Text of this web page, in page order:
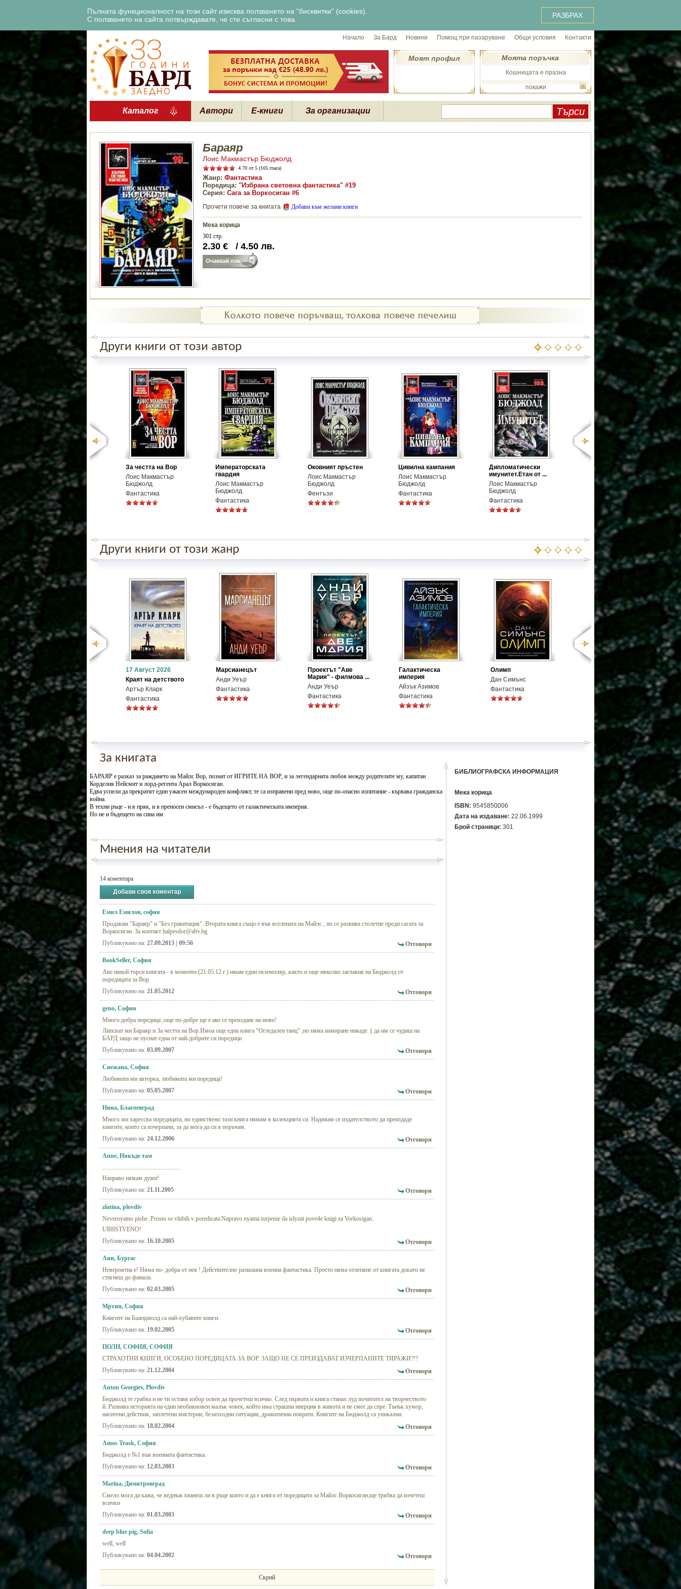
Пълната функционалност на този сайт изисква ползването на "бисквитки" (cookies).
С ползването на сайта потвърждавате, че сте съгласни с това.
РАЗБРАХ
Начало За Бард Новини Помощ при пазаруване Общи условия Контакти
Моят профил
Кошницата е празна
Моята поръчка
покажи
Каталог Автори Е-книги За организации
Бараяр
Лоис Макмастър Бюджолд
4.70 от 5 (105 гласа)
Жанр: Фантастика
Поредица: "Избрана световна фантастика" #19
Серия: Сага за Воркосиган #6
Прочети повече за книгата Добави към желани книги
Мека корица
301 стр.
2.30 € / 4.50 лв.
Други книги от този автор
За честта на Вор
Лоис Макмастър
Бюджолд
Фантастика
Императорската
гвардия
Лоис Макмастър
Бюджолд
Фантастика
Оковният пръстен
Лоис Макмастър
Бюджолд
Фентъзи
Цивилна кампания
Лоис Макмастър
Бюджолд
Фантастика
Дипломатически
имунитет.Етан от ...
Лоис Макмастър
Бюджолд
Фантастика
Други книги от този жанр
17 Август 2026
Краят на детството
Артър Кларк
Фантастика
Марсианецът
Анди Уеър
Фантастика
Проектът "Аве
Мария" - филмова ...
Анди Уеър
Фантастика
Галактическа
империя
Айзък Азимов
Фантастика
Олимп
Дан Симънс
Фантастика
За книгата
БАРАЯР е разказ за раждането на Майлс Вор, познат от ИГРИТЕ НА ВОР, и за легендарната любов между родителите му, капитан
Корделия Нейсмит и лорд-регента Арал Воркосиган.
Едва успели да прекратят един ужасен международен конфликт, те са изправени пред ново, още по-опасно изпитание - кървава гражданска
война.
В техни ръце - и в пряк, и в преносен смисъл - е бъдещето от галактическата империя.
Но не и бъдещето на сина им.
Мнения на читатели
14 коментара
Добави своя коментар
Емил Емилов, софия
Продавам "Бараяр" и "Без гравитация". Втората книга също е във вселената на Майлс , но се развива столетие преди сагата за
Воркосиган. За контакт halpesdor@abv.bg
Публикувано на: 27.09.2013 | 09:56 Отговори
BookSeller, София
Ако някой търси книгата - в момента (21.05.12 г.) имам един екземпляр, както и още няколко заглавия на Бюджолд от
поредицата за Вор.
Публикувано на: 21.05.2012 Отговори
geno, София
Много добра поредица ,още по-добре ще е ако се преиздане на ново!
Липсват ми Бараяр и За честта на Вор.Имоа още една книга "Огледален танц" ,но няма намиране никаде :( да им се чудиш на
БАРД защо не пуснат една от най-добрите си поредици
Публикувано на: 03.09.2007 Отговори
Снежана, София
Любимата ми авторка, любимата ми поредица!
Публикувано на: 05.05.2007 Отговори
Нина, Благоевград
Много ми харессва поредицата, но единствено тази книга нямам в колекцията си. Надявам се издателството да преиздаде
книгите, които са изчерпани, за да мога да си я поръчам.
Публикувано на: 24.12.2006 Отговори
Аnne, Някъде там
...................................................
Направо нямам думи!
Публикувано на: 21.11.2005 Отговори
zlatina, plovdiv
Neveroyatno pishe .Prosto se vlubih v poredicata.Napravo nyama turpenie da izlyzat pove4e knigi za Vorkosigan.
UBIISTVENO!
Публикувано на: 16.10.2005 Отговори
Ани, Бургас
Невероятна е! Няма по- добра от нея ! Действително разкошна военна фантастика. Просто няма отлепяне от книгата докато не
стигнеш до финала.
Публикувано на: 02.03.2005 Отговори
Мртин, София
Книгите на Бшюджолд са най-хубавите книги.
Публикувано на: 19.02.2005 Отговори
ПОЛИ, СОФИЯ, СОФИЯ
СТРАХОТНИ КНИГИ, ОСОБЕНО ПОРЕДИЦАТА ЗА ВОР. ЗАЩО НЕ СЕ ПРЕИЗДАВАТ ИЗЧЕРПАНИТЕ ТИРАЖИ?!?
Публикувано на: 21.12.2004 Отговори
Anton Georgiev, Plovdiv
Бюджолд те грабва и не ти оставя избор освен да прочетеш всичко. След първата и книга станах луд почитател на творчеството
й. Развива историята на един необикновен малък човек, който има страшна инерция в живота и не смее да спре. Тънък хумор,
наситени действия, заплетени мистерии, безизходни ситуации, драматични поврати. Книгите на Бюджолд са уникални.
Публикувано на: 18.02.2004 Отговори
Amos Trask, София
Бюджолд е №1 във военната фантастика.
Публикувано на: 12.03.2003 Отговори
Marina, Димитровград
Смело мога да кажа, че веднъж хванеш ли в ръце която и да е книга от поредицата за Майлс Воркосиган,ще трябва да изчетеш
всички
Публикувано на: 01.03.2003 Отговори
deep blue pig, Sofia
well, well
Публикувано на: 04.04.2002 Отговори
Скрий
БИБЛИОГРАФСКА ИНФОРМАЦИЯ
Мека корица
ISBN: 9545850006
Дата на издаване: 22.06.1999
Брой страници: 301